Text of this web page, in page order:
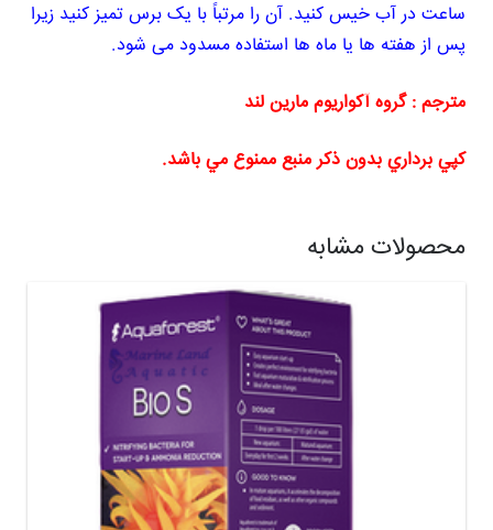
ساعت در آب خیس کنید. آن را مرتباً با یک برس تمیز کنید زیرا
پس از هفته ها یا ماه ها استفاده مسدود می شود.
مترجم : گروه آکواریوم مارین لند
كپي برداري بدون ذكر منبع ممنوع مي باشد.
محصولات مشابه